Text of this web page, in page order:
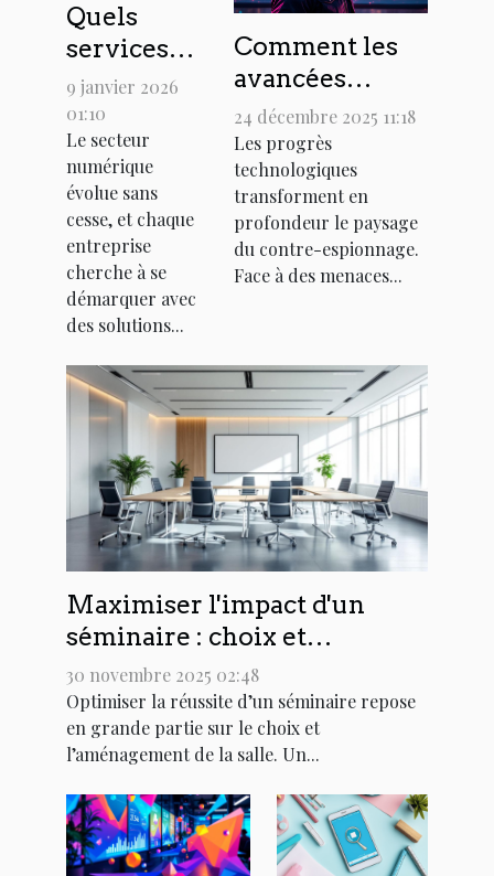
Quels
services
innovants
une agence
web à
Tours
peut-elle
offrir ?
9 janvier 2026
01:10
Le secteur
numérique
évolue sans
cesse, et chaque
entreprise
cherche à se
démarquer avec
des solutions...
Comment les
avancées
technologiques
influencent-
elles les
méthodes de
contre-
espionnage ?
24 décembre 2025 11:18
Les progrès
technologiques
transforment en
profondeur le paysage
du contre-espionnage.
Face à des menaces...
Maximiser l'impact d'un
séminaire : choix et
aménagement d'une salle
30 novembre 2025 02:48
Optimiser la réussite d’un séminaire repose
en grande partie sur le choix et
l’aménagement de la salle. Un...